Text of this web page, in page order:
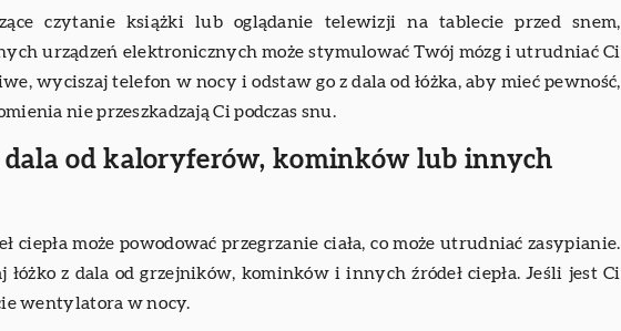
czytanie książki lub oglądanie telewizji na tablecie przed snem,
urządzeń elektronicznych może stymulować Twój mózg i utrudniać Ci
wyciszaj telefon w nocy i odstaw go z dala od łóżka, aby mieć pewność,
nie przeszkadzają Ci podczas snu.
dala od kaloryferów, kominków lub innych
ciepła może powodować przegrzanie ciała, co może utrudniać zasypianie.
z dala od grzejników, kominków i innych źródeł ciepła. Jeśli jest Ci
wentylatora w nocy.